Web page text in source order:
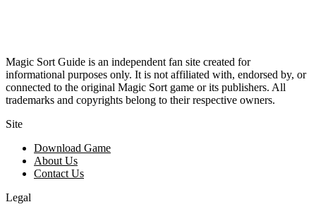
Magic Sort Guide is an independent fan site created for
informational purposes only. It is not affiliated with, endorsed by, or
connected to the original Magic Sort game or its publishers. All
trademarks and copyrights belong to their respective owners.
Site
Download Game
About Us
Contact Us
Legal